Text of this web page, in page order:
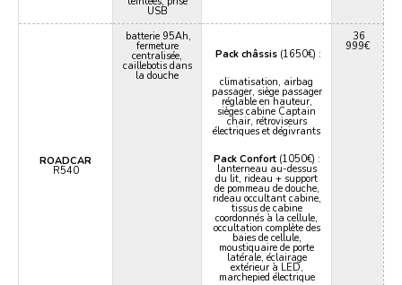
USB
ROADCAR
R540
batterie 95Ah,
fermeture
centralisée,
caillebotis dans
la douche
Pack châssis(1650€) :
climatisation, airbag
passager, siège passager
réglable en hauteur,
sièges cabine Captain
chair, rétroviseurs
électriques et dégivrants
Pack Confort(1050€) :
lanterneau au-dessus
du lit, rideau + support
de pommeau de douche,
rideau occultant cabine,
tissus de cabine
coordonnés à la cellule,
occultation complète des
baies de cellule,
moustiquaire de porte
latérale, éclairage
extérieur à LED,
marchepied électrique
36
999€